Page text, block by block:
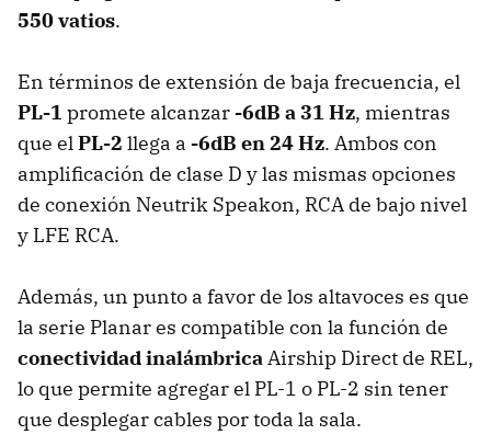
550 vatios.
En términos de extensión de baja frecuencia, el
PL-1 promete alcanzar-6dB a 31 Hz, mientras
que elPL-2 llega a -6dB en 24 Hz. Ambos con
amplificación de clase D y las mismas opciones
de conexión Neutrik Speakon, RCA de bajo nivel
y LFE RCA.
Además, un punto a favor de los altavoces es que
la serie Planar es compatible con la función de
conectividad inalámbricaAirship Direct de REL,
lo que permite agregar el PL-1 o PL-2 sin tener
que desplegar cables por toda la sala.